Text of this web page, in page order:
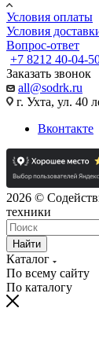
Условия оплаты
Условия
Вопрос-ответ
+7 8212 40-04-
Заказать звонок
all@sodrk.ru
г. Ухта, ул. 40
Вконтакте
2026 ©
техники
Найти
Каталог
По всему сайту
По каталогу